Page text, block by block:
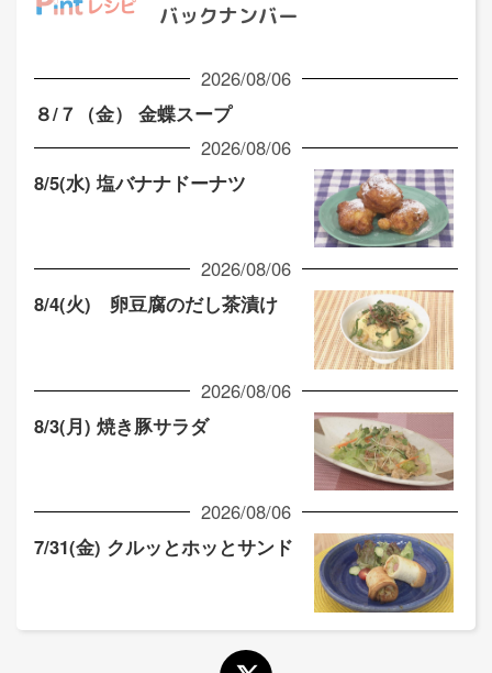
バックナンバー
2026/08/06
８/７（金） 金蝶スープ
2026/08/06
8/5(水) 塩バナナドーナツ
2026/08/06
8/4(火) 卵豆腐のだし茶漬け
2026/08/06
8/3(月) 焼き豚サラダ
2026/08/06
7/31(金) クルッとホッとサンド